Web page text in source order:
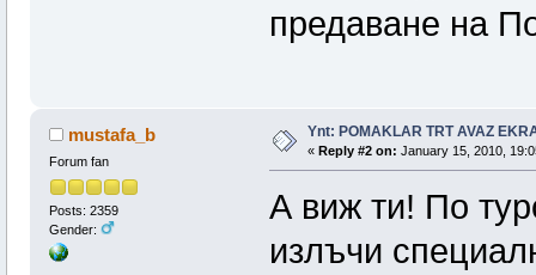
предаване на
mustafa_b
Forum fan
Posts: 2359
Gender:
Ynt: POMAKLAR TRT AVAZ
« Reply #2 on: January 15, 2010,
А виж ти! По
излъчи